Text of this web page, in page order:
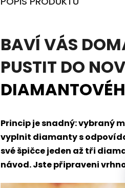
BAVÍ VÁS
PUSTIT DO
Princip je snadný: vybraný
vyplnit diamanty s
své špičce jeden až tři
návod. Jste připraveni